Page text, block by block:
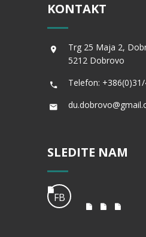
KONTAKT
Trg 25 Maja 2,
5212 Dobrovo
Telefon:
SLEDITE NAM
FB